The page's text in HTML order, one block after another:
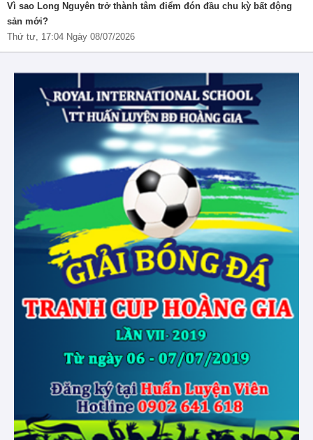
Vì sao Long Nguyên trở thành tâm điểm đón đầu chu kỳ bất động
sản mới?
Thứ tư, 17:04 Ngày 08/07/2026